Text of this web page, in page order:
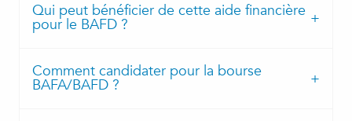
Qui peut bénéficier de cette aide financière
pour le BAFD ?
Comment candidater pour la bourse
BAFA/BAFD ?